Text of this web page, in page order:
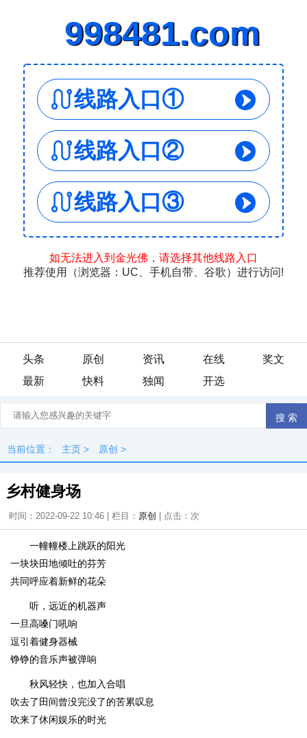
头条 原创 资讯 在线
奖文
最新
快料 独闻 开选
当前位置： 主页 > 原创 >
乡村健身场
时间：2022-09-22 10:46 | 栏目： 原创 | 点击： 次
一幢幢楼上跳跃的阳光
一块块田地倾吐的芬芳
共同呼应着新鲜的花朵
听，远近的机器声
一旦高嗓门吼响
逗引着健身器械
铮铮的音乐声被弹响
秋风轻快，也加入合唱
吹去了田间曾没完没了的苦累叹息
吹来了休闲娱乐的时光